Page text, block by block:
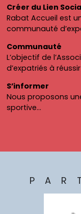
Créer du Lien
Rabat Accueil est
communauté
Communauté
L’objectif de
d’expatriés à
S’informer
Nous proposons
sportive…